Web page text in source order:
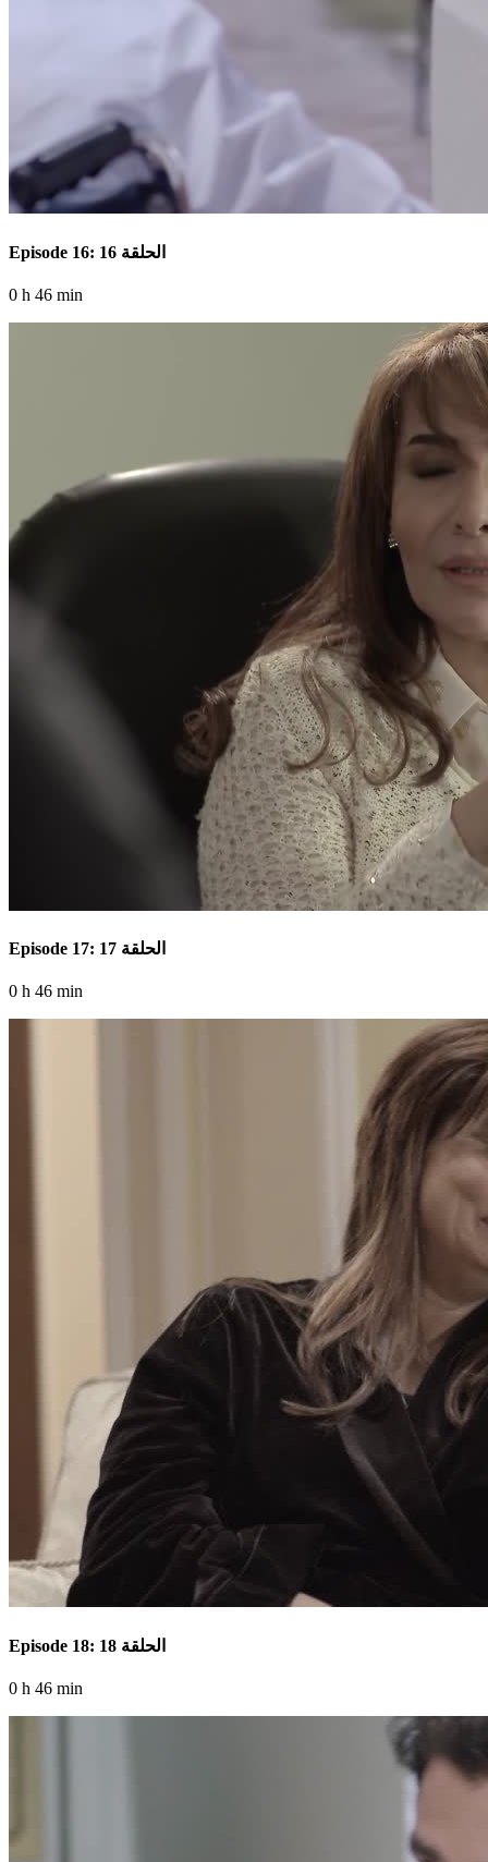
Episode 16: الحلقة 16
0 h 46 min
Episode 17: الحلقة 17
0 h 46 min
Episode 18: الحلقة 18
0 h 46 min